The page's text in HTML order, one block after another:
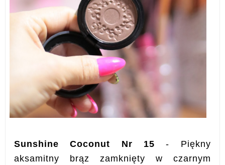
Sunshine Coconut Nr 15 - Piękny
aksamitny brąz zamknięty w czarnym